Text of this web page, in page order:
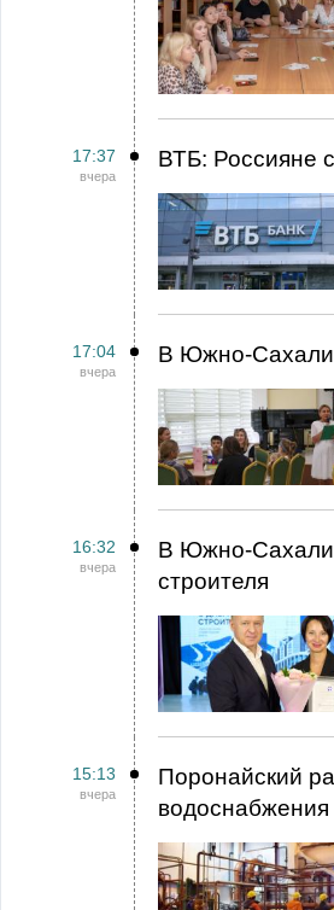
17:37
вчера
ВТБ: Россияне
17:04
вчера
В Южно-
16:32
вчера
В Южно-
строителя
15:13
вчера
Поронайский
водоснабжения